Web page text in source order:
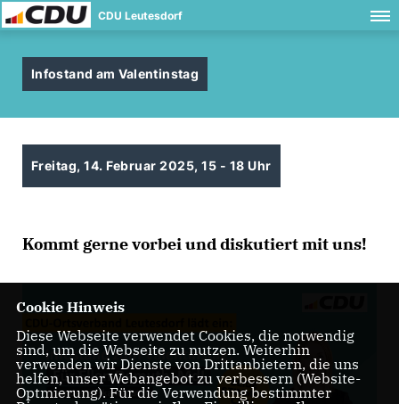
CDU Leutesdorf
Infostand am Valentinstag
Freitag, 14. Februar 2025, 15 - 18 Uhr
Kommt gerne vorbei und diskutiert mit uns!
Cookie Hinweis
Diese Webseite verwendet Cookies, die notwendig
sind, um die Webseite zu nutzen. Weiterhin
verwenden wir Dienste von Drittanbietern, die uns
helfen, unser Webangebot zu verbessern (Website-
Optmierung). Für die Verwendung bestimmter